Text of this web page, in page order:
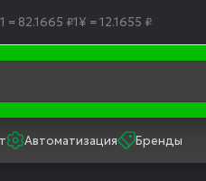
= 82.1665 ₽1¥ = 12.1655 ₽
Автоматизация Бренды